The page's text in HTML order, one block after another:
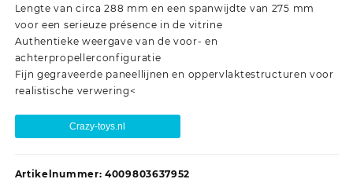
Lengte van circa 288 mm en een spanwijdte van 275 mm
voor een serieuze présence in de vitrine
Authentieke weergave van de voor- en
achterpropellerconfiguratie
Fijn gegraveerde paneellijnen en oppervlaktestructuren voor
realistische verwering<
Crazy-toys.nl
Artikelnummer: 4009803637952